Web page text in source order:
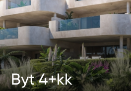
Byt 4+kk